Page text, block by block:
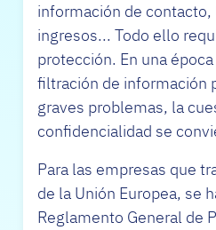
información de
ingresos... Todo ello
protección. En una
filtración de información
graves problemas, la
confidencialidad se
Para las empresas que
de la Unión Europea, se
Reglamento General de